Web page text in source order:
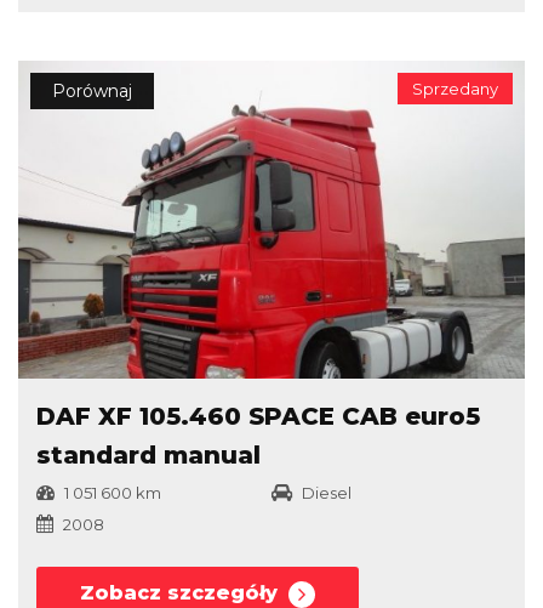
Sprzedany
Porównaj
DAF XF 105.460 SPACE CAB euro5
standard manual
1 051 600 km
Diesel
2008
Zobacz szczegóły